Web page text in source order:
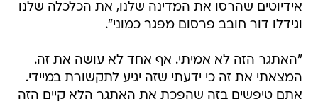
אידיוטים שהרסו את המדינה שלנו, את הכלכלה שלנו
וגידלו דור חובב פרסום מפגר כמוני".
"האתגר הזה לא אמיתי. אף אחד לא עושה את זה.
המצאתי את זה כי ידעתי שזה יגיע לתקשורת במיידי.
אתם טיפשים בזה שהפכת את האתגר הלא קיים הזה